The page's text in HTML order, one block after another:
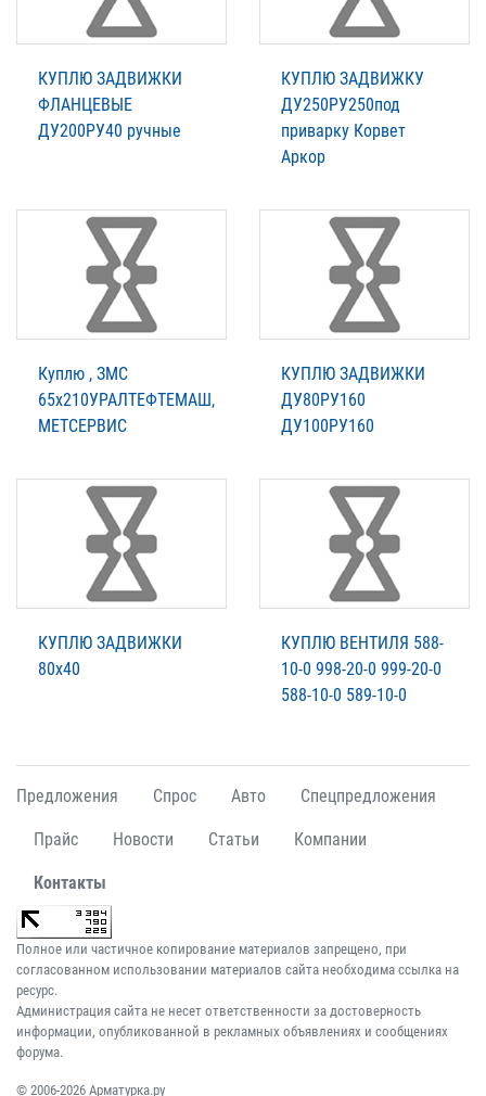
КУПЛЮ ЗАДВИЖКИ
ФЛАНЦЕВЫЕ
ДУ200РУ40 ручные
КУПЛЮ ЗАДВИЖКУ
ДУ250РУ250под
приварку Корвет
Аркор
Куплю , ЗМС
65х210УРАЛТЕФТЕМАШ,
МЕТСЕРВИС
КУПЛЮ ЗАДВИЖКИ
ДУ80РУ160
ДУ100РУ160
КУПЛЮ ЗАДВИЖКИ
80х40
КУПЛЮ ВЕНТИЛЯ 588-
10-0 998-20-0 999-20-0
588-10-0 589-10-0
Предложения Спрос Авто Спецпредложения
Прайс Новости Статьи Компании
Контакты
Полное или частичное копирование материалов запрещено, при
согласованном использовании материалов сайта необходима ссылка на
ресурс.
Администрация сайта не несет ответственности за достоверность
информации, опубликованной в рекламных объявлениях и сообщениях
форума.
© 2006-2026 Арматурка.ру